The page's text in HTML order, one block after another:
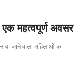
एक महत्वपूर्ण अवसर
जाने वाला महिलाओं का